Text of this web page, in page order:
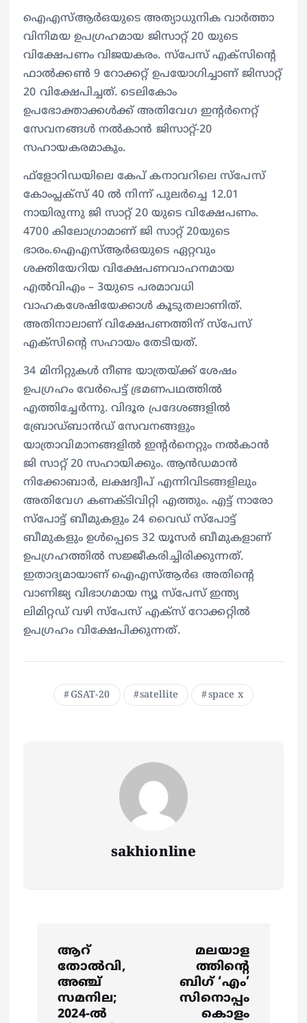
ഐഎസ്ആര്‍ഒയുടെ അത്യാധുനിക വാര്‍ത്താ
വിനിമയ ഉപഗ്രഹമായ ജിസാറ്റ് 20 യുടെ
വിക്ഷേപണം വിജയകരം. സ്‌പേസ് എക്‌സിന്റെ
ഫാല്‍ക്കണ്‍ 9 റോക്കറ്റ് ഉപയോഗിച്ചാണ് ജിസാറ്റ്
20 വിക്ഷേപിച്ചത്. ടെലികോം
ഉപഭോക്താക്കള്‍ക്ക് അതിവേഗ ഇന്റര്‍നെറ്റ്
സേവനങ്ങള്‍ നല്‍കാന്‍ ജിസാറ്റ്-20
സഹായകരമാകും.
ഫ്‌ളോറിഡയിലെ കേപ് കനാവറിലെ സ്പേസ്
കോംപ്ലക്സ് 40 ല്‍ നിന്ന് പുലര്‍ച്ചെ 12.01
നായിരുന്നു ജി സാറ്റ് 20 യുടെ വിക്ഷേപണം.
4700 കിലോഗ്രാമാണ് ജി സാറ്റ് 20യുടെ
ഭാരം.ഐഎസ്ആര്‍ഒയുടെ ഏറ്റവും
ശക്തിയേറിയ വിക്ഷേപണവാഹനമായ
എല്‍വിഎം – 3യുടെ പരമാവധി
വാഹകശേഷിയേക്കാള്‍ കൂടുതലാണിത്.
അതിനാലാണ് വിക്ഷേപണത്തിന് സ്‌പേസ്
എക്സിന്റെ സഹായം തേടിയത്.
34 മിനിറ്റുകള്‍ നീണ്ട യാത്രയ്ക്ക് ശേഷം
ഉപഗ്രഹം വേര്‍പെട്ട് ഭ്രമണപഥത്തില്‍
എത്തിച്ചേര്‍ന്നു. വിദൂര പ്രദേശങ്ങളില്‍
ബ്രോഡ്ബാന്‍ഡ് സേവനങ്ങളും
യാത്രാവിമാനങ്ങളില്‍ ഇന്റര്‍നെറ്റും നല്‍കാന്‍
ജി സാറ്റ് 20 സഹായിക്കും. ആന്‍ഡമാന്‍
നിക്കോബാര്‍, ലക്ഷദ്വീപ് എന്നിവിടങ്ങളിലും
അതിവേഗ കണക്ടിവിറ്റി എത്തും. എട്ട് നാരോ
സ്‌പോട്ട് ബീമുകളും 24 വൈഡ് സ്‌പോട്ട്
ബീമുകളും ഉള്‍പ്പെടെ 32 യൂസര്‍ ബീമുകളാണ്
ഉപഗ്രഹത്തില്‍ സജ്ജീകരിച്ചിരിക്കുന്നത്.
ഇതാദ്യമായാണ് ഐഎസ്ആര്‍ഒ അതിന്റെ
വാണിജ്യ വിഭാഗമായ ന്യൂ സ്‌പേസ് ഇന്ത്യ
ലിമിറ്റഡ് വഴി സ്‌പേസ് എക്‌സ് റോക്കറ്റില്‍
ഉപഗ്രഹം വിക്ഷേപിക്കുന്നത്.
GSAT-20 satellite space x
sakhionline
ആറ്
തോല്‍വി,
അഞ്ച്
സമനില;
2024-ല്‍
മലയാള
ത്തിന്റെ
ബി​ഗ് ‘എം’
സിനൊപ്പം
കൊളം